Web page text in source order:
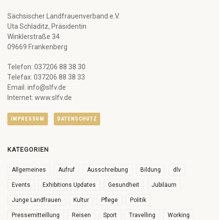
Sächsischer Landfrauenverband e.V.
Uta Schladitz, Präsidentin
Winklerstraße 34
09669 Frankenberg
Telefon: 037206 88 38 30
Telefax: 037206 88 38 33
Email: info@slfv.de
Internet: www.slfv.de
IMPRESSUM DATENSCHUTZ
KATEGORIEN
Allgemeines Aufruf Ausschreibung Bildung dlv
Events Exhibitions Updates Gesundheit Jubiläum
Junge Landfrauen Kultur Pflege Politik
Pressemitteillung Reisen Sport Travelling Working